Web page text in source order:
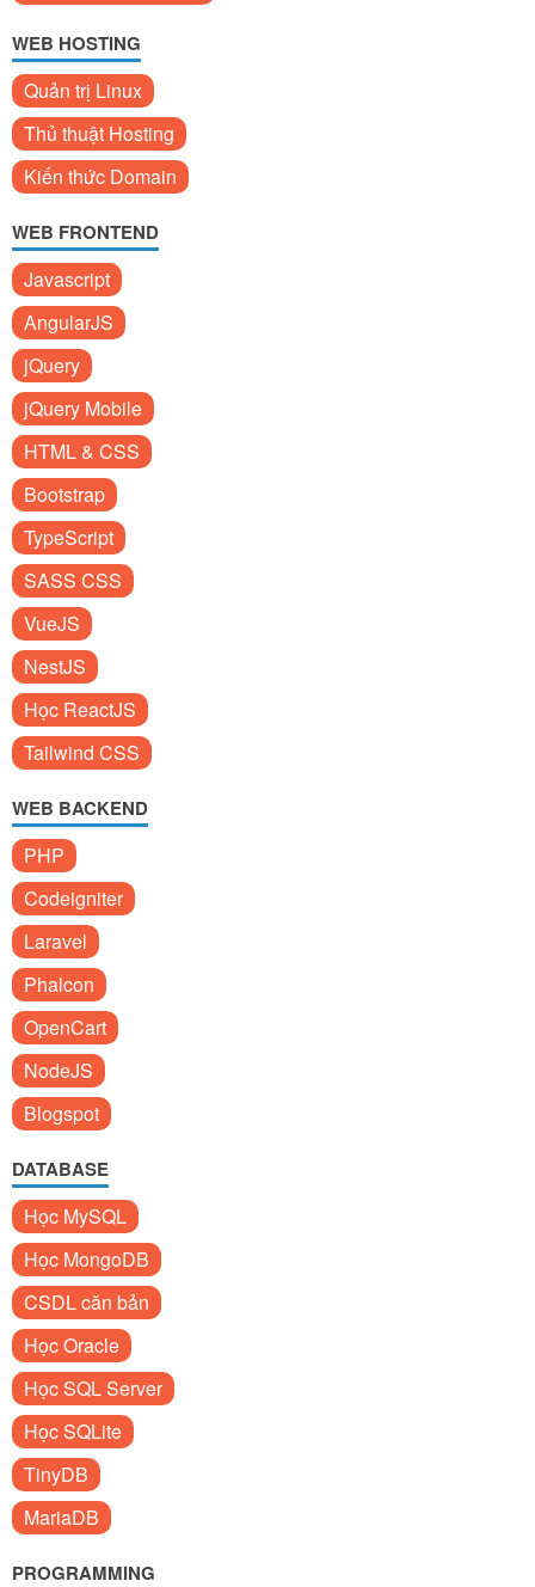
WEB HOSTING
Quản trị Linux
Thủ thuật Hosting
Kiến thức Domain
WEB FRONTEND
Javascript
AngularJS
jQuery
jQuery Mobile
HTML & CSS
Bootstrap
TypeScript
SASS CSS
VueJS
NestJS
Học ReactJS
Tailwind CSS
WEB BACKEND
PHP
Codeigniter
Laravel
Phalcon
OpenCart
NodeJS
Blogspot
DATABASE
Học MySQL
Học MongoDB
CSDL căn bản
Học Oracle
Học SQL Server
Học SQLite
TinyDB
MariaDB
PROGRAMMING